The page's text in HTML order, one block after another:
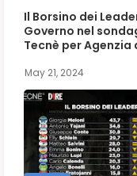
Il Borsino dei
Governo nel
Tecnè per Agenzia
May 21, 2024